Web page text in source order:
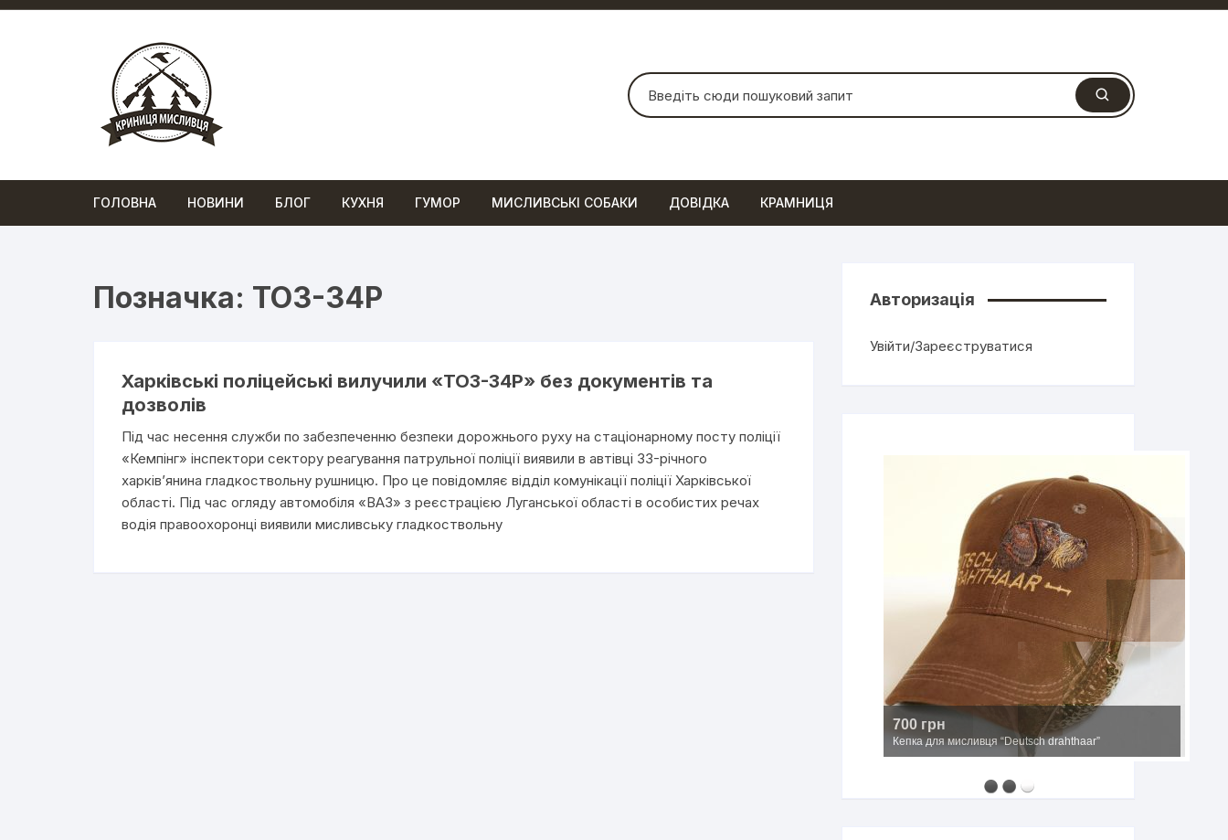
Перейти
Шукати:
ГОЛОВНА НОВИНИ БЛОГ КУХНЯ ГУМОР МИСЛИВСЬКІ СОБАКИ ДОВІДКА КРАМНИЦЯ
Позначка: ТОЗ-34Р
Харківські поліцейські вилучили «ТОЗ-34Р» без документів та
дозволів
Під час несення служби по забезпеченню безпеки дорожнього руху на стаціонарному посту поліції
«Кемпінг» інспектори сектору реагування патрульної поліції виявили в автівці 33-річного
харків’янина гладкоствольну рушницю. Про це повідомляє відділ комунікації поліції Харківської
області. Під час огляду автомобіля «ВАЗ» з реєстрацією Луганської області в особистих речах
водія правоохоронці виявили мисливську гладкоствольну
Авторизація
Увійти/Зареєструватися
700 грн
Кепка для мисливця “Deutsch drahthaar”